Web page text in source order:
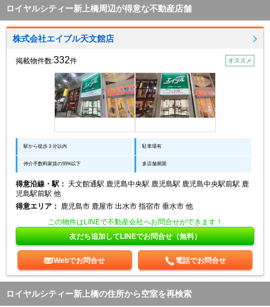
ロイヤルシティー新上橋周辺が得意な不動産店舗
株式会社エイブル天文館店
掲載物件数:332件 オススメ
駅から徒歩３分以内 駐車場有
仲介手数料家賃の55%以下 多店舗展開
得意沿線・駅：
天文館通駅 鹿児島中央駅 鹿児島駅 鹿児島中央駅前駅 鹿
児島駅前駅 他
得意エリア：
鹿児島市 鹿屋市 出水市 指宿市 垂水市 他
この物件はLINEで不動産会社へお問合せができます！
友だち追加してLINEでお問合せ（無料）
Webでお問合せ 電話でお問合せ
ロイヤルシティー新上橋の住所から空室を再検索